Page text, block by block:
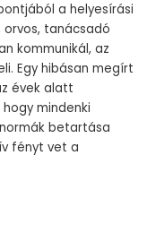
a helyesírási
tanácsadó
kommunikál, az
Egy hibásan megírt
évek alatt
mindenki
betartása
fényt vet a